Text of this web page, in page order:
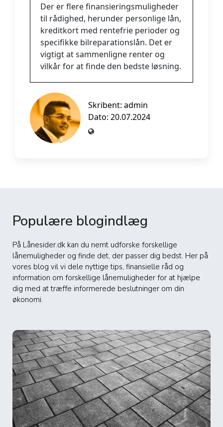
Der er flere finansieringsmuligheder
til rådighed, herunder personlige lån,
kreditkort med rentefrie perioder og
specifikke bilreparationslån. Det er
vigtigt at sammenligne renter og
vilkår for at finde den bedste løsning.
Skribent: admin
Dato: 20.07.2024
Populære blogindlæg
På Lånesider.dk kan du nemt udforske forskellige
lånemuligheder og finde det, der passer dig bedst. Her på
vores blog vil vi dele nyttige tips, finansielle råd og
information om forskellige lånemuligheder for at hjælpe
dig med at træffe informerede beslutninger om din
økonomi.